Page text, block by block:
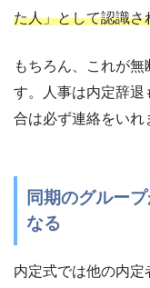
た人」として認識さ
もちろん、これが
す。人事は内定辞退
合は必ず連絡をいれ
同期のグルー
なる
内定式では他の内